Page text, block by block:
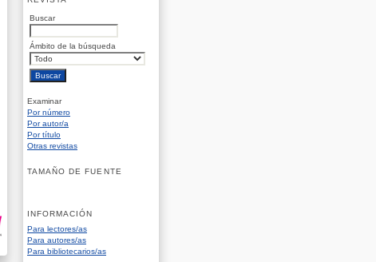
Buscar
Ámbito de la búsqueda
Examinar
Por número
Por autor/a
Por título
Otras revistas
TAMAÑO DE FUENTE
INFORMACIÓN
Para lectores/as
Para autores/as
Para bibliotecarios/as